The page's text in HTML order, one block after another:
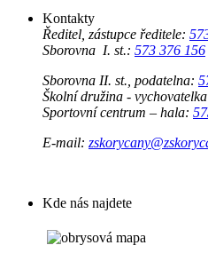
Kontakty
Ředitel, zástupce ředitele:
Sborovna I. st.: 573 376 156
Sborovna II. st., podatelna:
Školní družina -
Sportovní centrum – hala:
E-mail:
Kde nás najdete